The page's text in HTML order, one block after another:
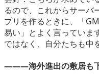
るので、これからサーバ
プリを作るときに、「
易い」とよく言っていま
ではなく、自分たちも中
―――海外進出の敷居も下